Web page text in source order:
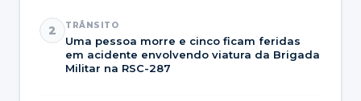
2 TRÂNSITO
Uma pessoa morre e cinco ficam feridas
em acidente envolvendo viatura da Brigada
Militar na RSC-287